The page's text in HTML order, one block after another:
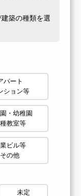
築の種類を選
パート
ション等
・幼稚園
教室等
ビル等
その他
未定